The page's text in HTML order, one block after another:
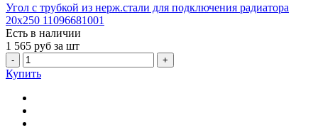
Угол с трубкой из нерж.стали для подключения радиатора
20x250 11096681001
Есть в наличии
1 565 руб за шт
- +
Купить